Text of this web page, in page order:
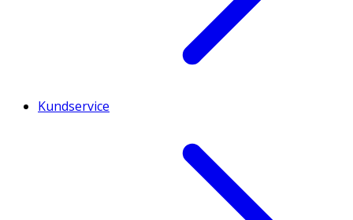
Kundservice